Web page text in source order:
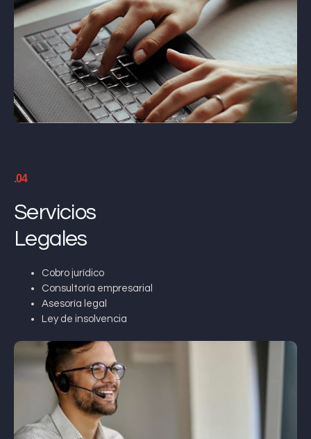
.04
Servicios
Legales
Cobro jurídico
Consultoría empresarial
Asesoría legal
Ley de insolvencia